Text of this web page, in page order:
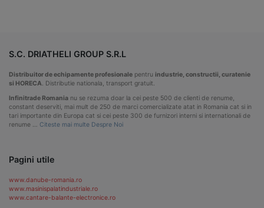
S.C. DRIATHELI GROUP S.R.L
Distribuitor de echipamente profesionale pentru industrie, constructii, curatenie
si HORECA . Distributie nationala, transport gratuit.
Infinitrade Romania nu se rezuma doar la cei peste 500 de clienti de renume,
constant deserviti, mai mult de 250 de marci comercializate atat in Romania cat si in
tari importante din Europa cat si cei peste 300 de furnizori interni si internationali de
renume … Citeste mai multe Despre Noi
Pagini utile
www.danube-romania.ro
www.masinispalatindustriale.ro
www.cantare-balante-electronice.ro